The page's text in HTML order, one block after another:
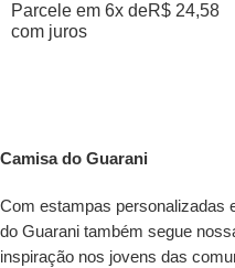
Parcele em 6x deR$ 24,58
com juros
Camisa do Guarani
Com estampas personalizadas
do Guarani também segue
inspiração nos jovens das